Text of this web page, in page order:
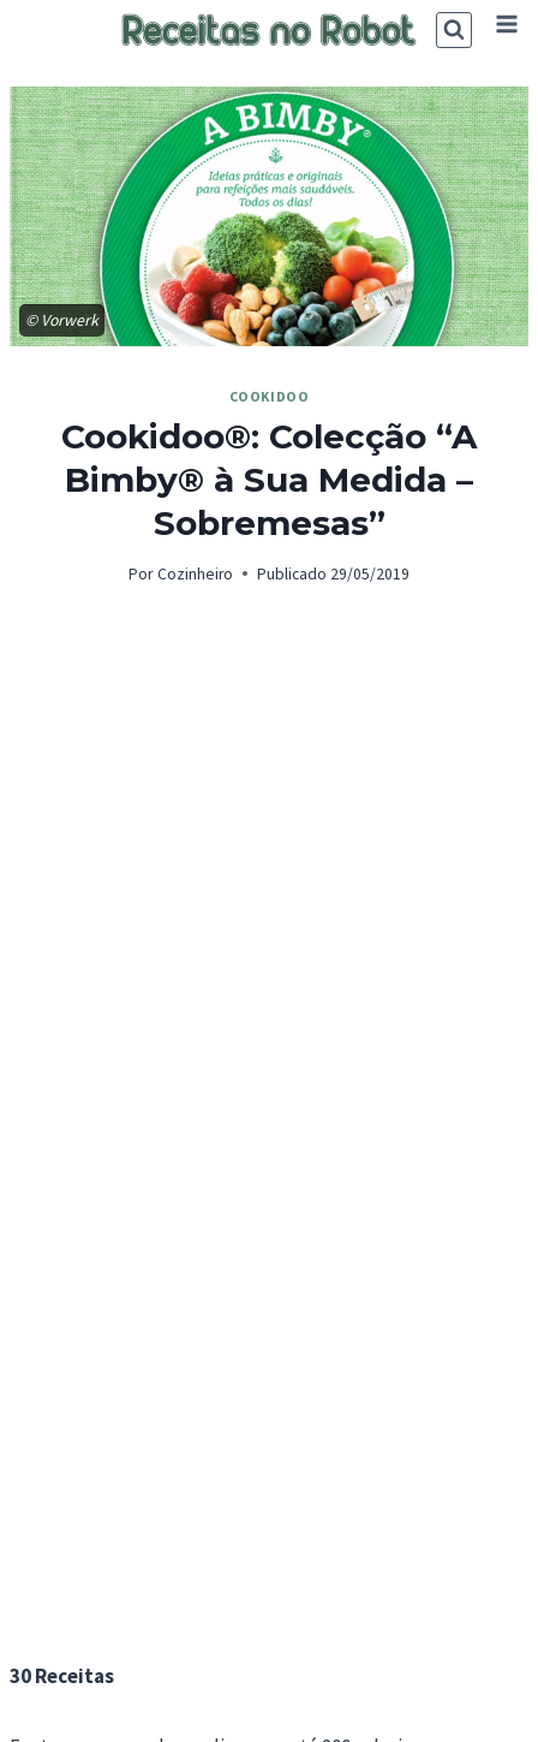
© Vorwerk
COOKIDOO
Cookidoo®: Colecção “A
Bimby® à Sua Medida –
Sobremesas”
Por Cozinheiro Publicado 29/05/2019
30 Receitas